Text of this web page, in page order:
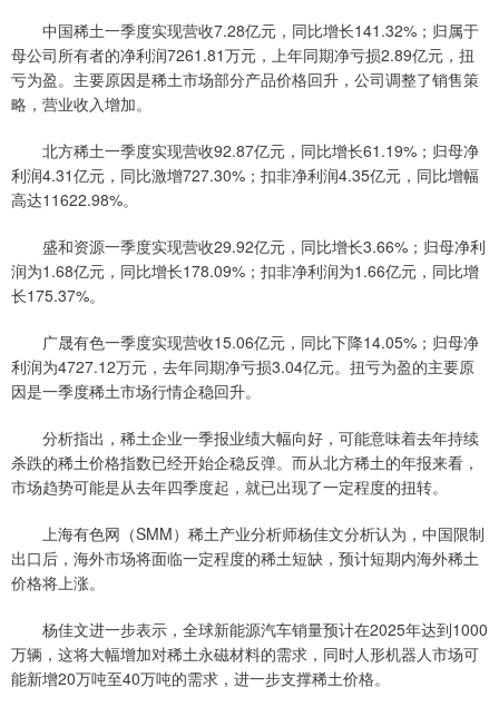
中国稀土一季度实现营收7.28亿元，同比增长141.32%；归属于
母公司所有者的净利润7261.81万元，上年同期净亏损2.89亿元，扭
亏为盈。主要原因是稀土市场部分产品价格回升，公司调整了销售策
略，营业收入增加。
北方稀土一季度实现营收92.87亿元，同比增长61.19%；归母净
利润4.31亿元，同比激增727.30%；扣非净利润4.35亿元，同比增幅
高达11622.98%。
盛和资源一季度实现营收29.92亿元，同比增长3.66%；归母净利
润为1.68亿元，同比增长178.09%；扣非净利润为1.66亿元，同比增
长175.37%。
广晟有色一季度实现营收15.06亿元，同比下降14.05%；归母净
利润为4727.12万元，去年同期净亏损3.04亿元。扭亏为盈的主要原
因是一季度稀土市场行情企稳回升。
分析指出，稀土企业一季报业绩大幅向好，可能意味着去年持续
杀跌的稀土价格指数已经开始企稳反弹。而从北方稀土的年报来看，
市场趋势可能是从去年四季度起，就已出现了一定程度的扭转。
上海有色网（SMM）稀土产业分析师杨佳文分析认为，中国限制
出口后，海外市场将面临一定程度的稀土短缺，预计短期内海外稀土
价格将上涨。
杨佳文进一步表示，全球新能源汽车销量预计在2025年达到1000
万辆，这将大幅增加对稀土永磁材料的需求，同时人形机器人市场可
能新增20万吨至40万吨的需求，进一步支撑稀土价格。